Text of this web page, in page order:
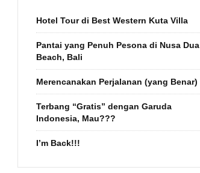
Hotel Tour di Best Western Kuta Villa
Pantai yang Penuh Pesona di Nusa Dua
Beach, Bali
Merencanakan Perjalanan (yang Benar)
Terbang “Gratis” dengan Garuda
Indonesia, Mau???
I’m Back!!!